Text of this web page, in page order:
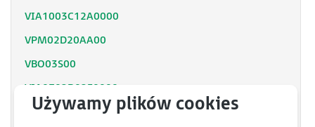
VIA1003C12A0000
VPM02D20AA00
VBO03S00
VIA0702D02F0000
VIL2C123000AA00